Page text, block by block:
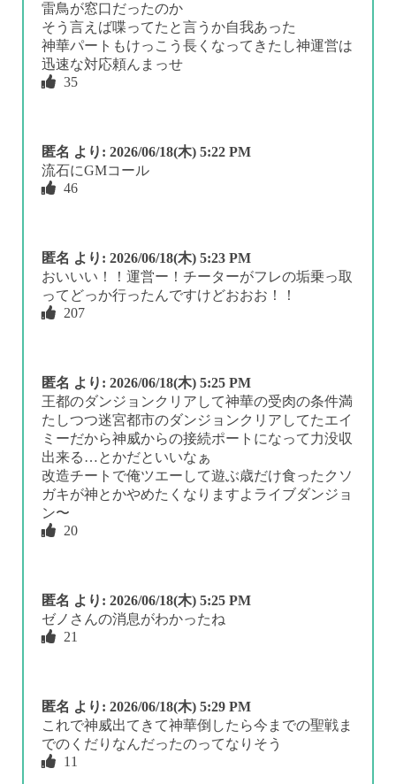
雷鳥が窓口だったのか
そう言えば喋ってたと言うか自我あった
神華パートもけっこう長くなってきたし神運営は
迅速な対応頼んまっせ
35
匿名 より: 2026/06/18(木) 5:22 PM
流石にGMコール
46
匿名 より: 2026/06/18(木) 5:23 PM
おいいい！！運営ー！チーターがフレの垢乗っ取
ってどっか行ったんですけどおおお！！
207
匿名 より: 2026/06/18(木) 5:25 PM
王都のダンジョンクリアして神華の受肉の条件満
たしつつ迷宮都市のダンジョンクリアしてたエイ
ミーだから神威からの接続ポートになって力没収
出来る…とかだといいなぁ
改造チートで俺ツエーして遊ぶ歳だけ食ったクソ
ガキが神とかやめたくなりますよライブダンジョ
ン〜
20
匿名 より: 2026/06/18(木) 5:25 PM
ゼノさんの消息がわかったね
21
匿名 より: 2026/06/18(木) 5:29 PM
これで神威出てきて神華倒したら今までの聖戦ま
でのくだりなんだったのってなりそう
11